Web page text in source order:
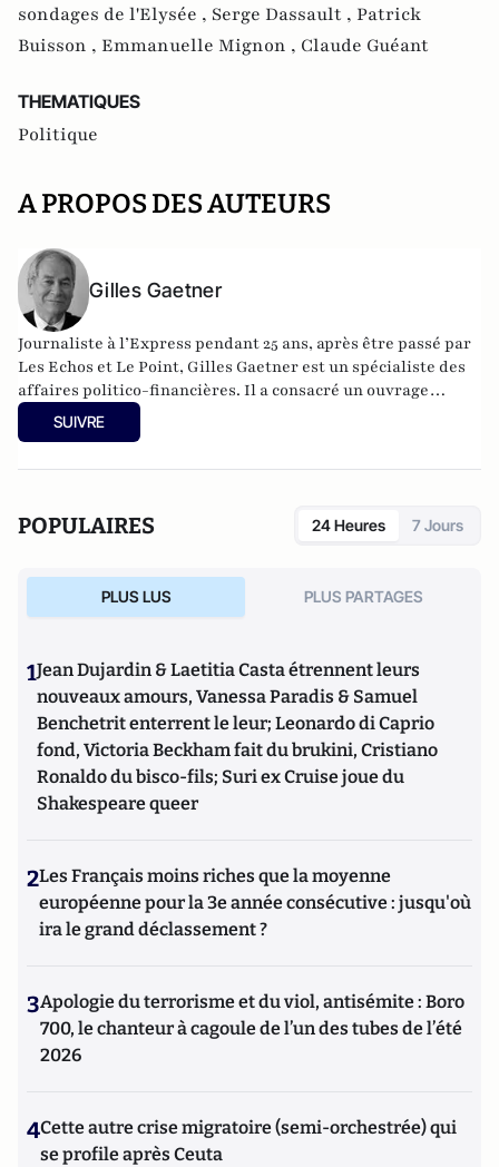
sondages de l'Elysée , Serge Dassault , Patrick
Buisson , Emmanuelle Mignon , Claude Guéant
THEMATIQUES
Politique
A PROPOS DES AUTEURS
Gilles Gaetner
Journaliste à l’Express pendant 25 ans, après être passé par
Les Echos et Le Point, Gilles Gaetner est un spécialiste des
affaires politico-financières. Il a consacré un ouvrage
remarqué au président de la République, Les 100 jours de
Macron (Fauves –Editions). Il est également l’auteur d’une
Lattès), La République des imposteurs (L’Archipel), Pilleurs
SUIVRE
POPULAIRES 24 Heures 7 Jours
PLUS LUS PLUS PARTAGES
1Jean Dujardin & Laetitia Casta étrennent leurs
nouveaux amours, Vanessa Paradis & Samuel
Benchetrit enterrent le leur; Leonardo di Caprio
fond, Victoria Beckham fait du brukini, Cristiano
Ronaldo du bisco-fils; Suri ex Cruise joue du
Shakespeare queer
2Les Français moins riches que la moyenne
européenne pour la 3e année consécutive : jusqu'où
ira le grand déclassement ?
3Apologie du terrorisme et du viol, antisémite : Boro
700, le chanteur à cagoule de l’un des tubes de l’été
2026
4Cette autre crise migratoire (semi-orchestrée) qui
se profile après Ceuta